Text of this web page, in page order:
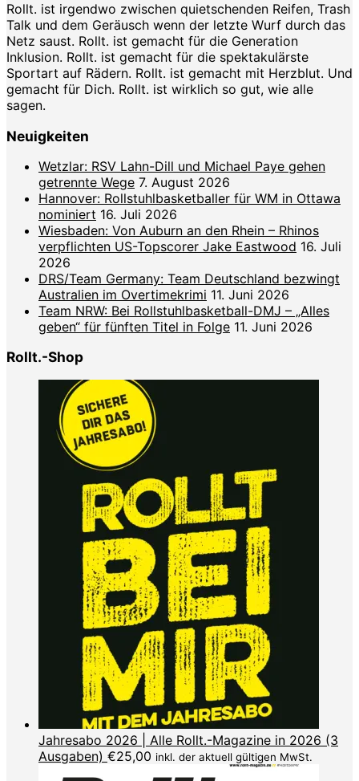
Rollt. ist irgendwo zwischen quietschenden Reifen, Trash
Talk und dem Geräusch wenn der letzte Wurf durch das
Netz saust. Rollt. ist gemacht für die Generation
Inklusion. Rollt. ist gemacht für die spektakulärste
Sportart auf Rädern. Rollt. ist gemacht mit Herzblut. Und
gemacht für Dich. Rollt. ist wirklich so gut, wie alle
sagen.
Neuigkeiten
Wetzlar: RSV Lahn-Dill und Michael Paye gehen
getrennte Wege 7. August 2026
Hannover: Rollstuhlbasketballer für WM in Ottawa
nominiert 16. Juli 2026
Wiesbaden: Von Auburn an den Rhein – Rhinos
verpflichten US-Topscorer Jake Eastwood 16. Juli
2026
DRS/Team Germany: Team Deutschland bezwingt
Australien im Overtimekrimi 11. Juni 2026
Team NRW: Bei Rollstuhlbasketball-DMJ – „Alles
geben“ für fünften Titel in Folge 11. Juni 2026
Rollt.-Shop
Jahresabo 2026 | Alle Rollt.-Magazine in 2026 (3
Ausgaben) €25,00 inkl. der aktuell gültigen MwSt.